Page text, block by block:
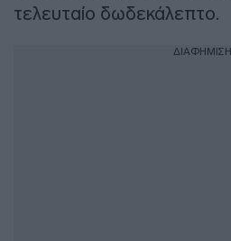
τελευταίο δωδεκάλεπτο.
ΔΙΑΦΗΜΙΣΗ